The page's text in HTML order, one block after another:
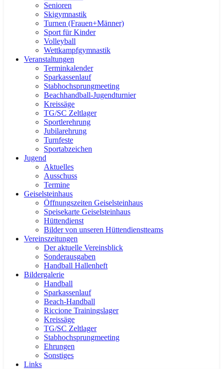
Senioren
Skigymnastik
Turnen (Frauen+Männer)
Sport für Kinder
Volleyball
Wettkampfgymnastik
Veranstaltungen
Terminkalender
Sparkassenlauf
Stabhochsprungmeeting
Beachhandball-Jugendturnier
Kreissäge
TG/SC Zeltlager
Sportlerehrung
Jubilarehrung
Turnfeste
Sportabzeichen
Jugend
Aktuelles
Ausschuss
Termine
Geiselsteinhaus
Öffnungszeiten Geiselsteinhaus
Speisekarte Geiselsteinhaus
Hüttendienst
Bilder von unseren Hüttendienstteams
Vereinszeitungen
Der aktuelle Vereinsblick
Sonderausgaben
Handball Hallenheft
Bildergalerie
Handball
Sparkassenlauf
Beach-Handball
Riccione Trainingslager
Kreissäge
TG/SC Zeltlager
Stabhochsprungmeeting
Ehrungen
Sonstiges
Links